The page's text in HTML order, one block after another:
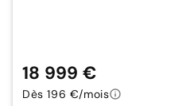
18 999 €
Dès 196 €/mois